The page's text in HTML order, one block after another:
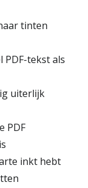
tinten
PDF-tekst als
uiterlijk
PDF
inkt hebt